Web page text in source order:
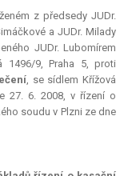
z předsedy JUDr.
a JUDr. Milady
JUDr. Lubomírem
1496/9, Praha 5, proti
, se sídlem Křížová
27. 6. 2008, v řízení o
soudu v Plzni ze dne